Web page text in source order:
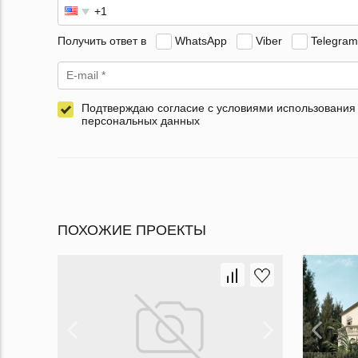
Получить ответ в WhatsApp Viber Telegram
Подтверждаю согласие с условиями использования
персональных данных
ПОХОЖИЕ ПРОЕКТЫ